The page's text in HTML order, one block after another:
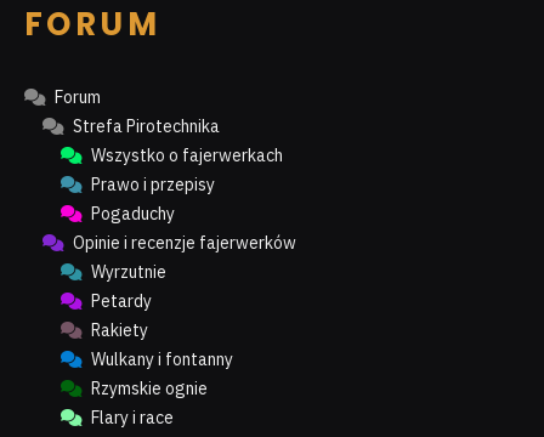
FORUM
Forum
Strefa Pirotechnika
Wszystko o fajerwerkach
Prawo i przepisy
Pogaduchy
Opinie i recenzje fajerwerków
Wyrzutnie
Petardy
Rakiety
Wulkany i fontanny
Rzymskie ognie
Flary i race